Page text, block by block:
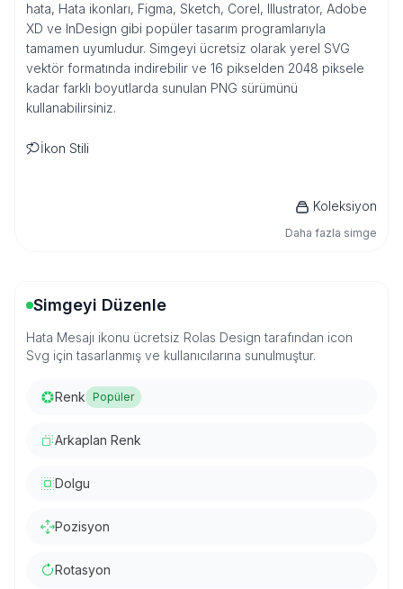
hata, Hata ikonları, Figma, Sketch, Corel, Illustrator, Adobe
XD ve InDesign gibi popüler tasarım programlarıyla
tamamen uyumludur. Simgeyi ücretsiz olarak yerel SVG
vektör formatında indirebilir ve 16 pikselden 2048 piksele
kadar farklı boyutlarda sunulan PNG sürümünü
kullanabilirsiniz.
İkon Stili
Koleksiyon
Daha fazla simge
Simgeyi Düzenle
Hata Mesajı ikonu ücretsiz Rolas Design tarafından icon
Svg için tasarlanmış ve kullanıcılarına sunulmuştur.
Renk Popüler
Arkaplan Renk
Dolgu
Pozisyon
Rotasyon